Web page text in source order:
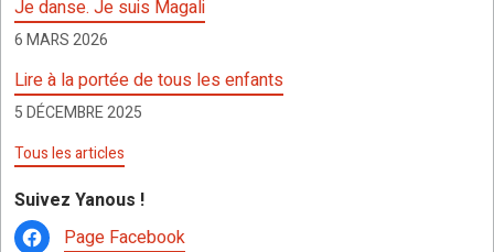
Je danse. Je suis Magali
6 MARS 2026
Lire à la portée de tous les enfants
5 DÉCEMBRE 2025
Tous les articles
Suivez Yanous !
Page Facebook